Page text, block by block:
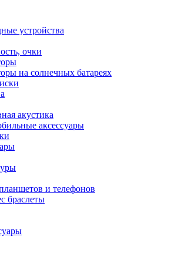
устройства
очки
на солнечных батареях
акустика
аксессуары
и телефонов
браслеты